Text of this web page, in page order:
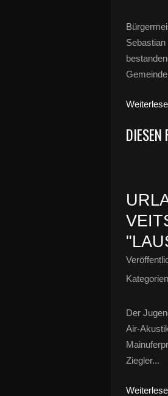
DIESEN
Der
Air-
Ziegler...